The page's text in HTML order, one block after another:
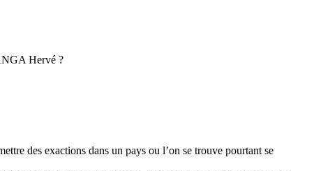
Hervé ?
des exactions dans un pays ou l’on se trouve pourtant se